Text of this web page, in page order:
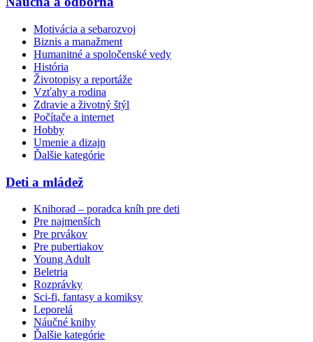
Motivácia a sebarozvoj
Biznis a manažment
Humanitné a spoločenské vedy
História
Životopisy a reportáže
Vzťahy a rodina
Zdravie a životný štýl
Počítače a internet
Hobby
Umenie a dizajn
Ďalšie kategórie
Deti a mládež
Knihorad – poradca kníh pre deti
Pre najmenších
Pre prvákov
Pre pubertiakov
Young Adult
Beletria
Rozprávky
Sci-fi, fantasy a komiksy
Leporelá
Náučné knihy
Ďalšie kategórie